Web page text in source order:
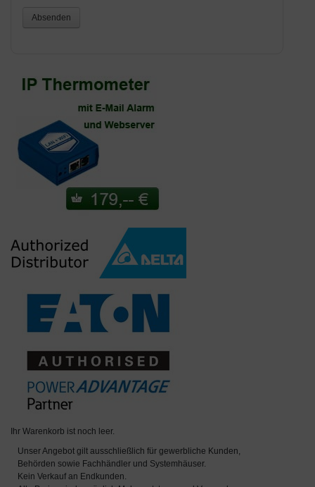
Absenden
Ihr Warenkorb ist noch leer.
Unser Angebot gilt ausschließlich für gewerbliche Kunden,
Behörden sowie Fachhändler und Systemhäuser.
Kein Verkauf an Endkunden.